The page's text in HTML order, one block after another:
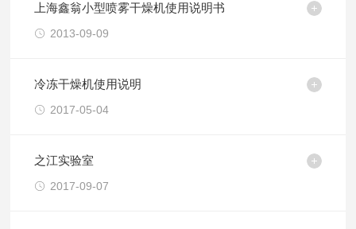
上海鑫翁小型喷雾干燥机使用说明书
2013-09-09
冷冻干燥机使用说明
2017-05-04
之江实验室
2017-09-07